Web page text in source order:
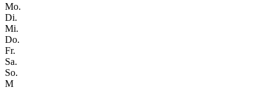
Mo.
Di.
Mi.
Do.
Fr.
Sa.
So.
M